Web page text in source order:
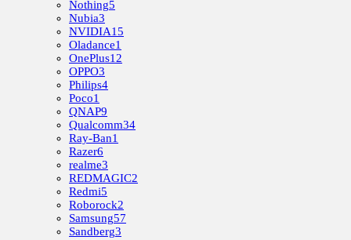
Nothing5
Nubia3
NVIDIA15
Oladance1
OnePlus12
OPPO3
Philips4
Poco1
QNAP9
Qualcomm34
Ray-Ban1
Razer6
realme3
REDMAGIC2
Redmi5
Roborock2
Samsung57
Sandberg3